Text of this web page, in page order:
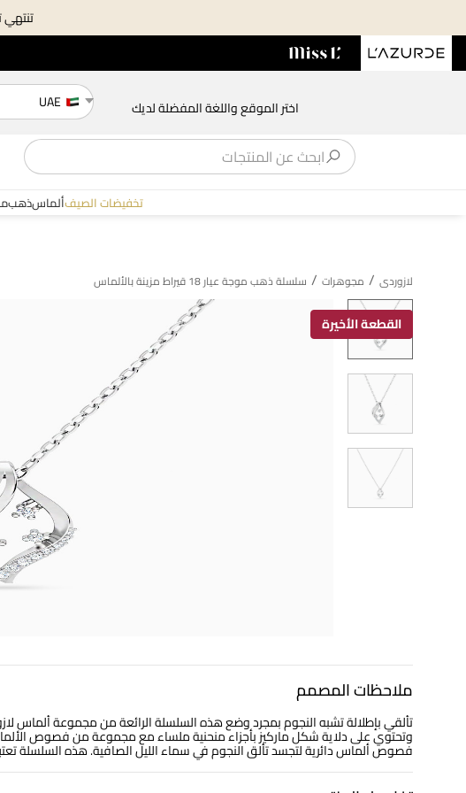
اختر الموقع واللغة المفضلة لديك UAE
تخفيضات الصيفألماسذهب
لازوردى / مجوهرات / سلسلة ذهب موجة عيار 18 قيراط مزينة بالألماس
القطعة الأخيرة
ملاحظات المصمم
وتحتوي على دلاية شكل ماركيز بأجزاء منحنية ملساء مع مجموعة من فصوص
فصوص ألماس دائرية لتجسد تألق النجوم في سماء الليل الصافية. هذه السلسلة تعتبر